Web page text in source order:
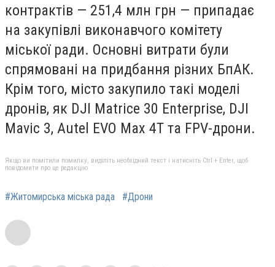
контрактів — 251,4 млн грн — припадає
на закупівлі виконавчого комітету
міської ради. Основні витрати були
спрямовані на придбання різних БпАК.
Крім того, місто закупило такі моделі
дронів, як DJI Matrice 30 Enterprise, DJI
Mavic 3, Autel EVO Max 4T та FPV-дрони.
Якщо ви помітили помилку, виділіть необхідний текст і натисніть Ctrl + Enter, щоб
повідомити про це редакцію
#Житомирська міська рада #Дрони